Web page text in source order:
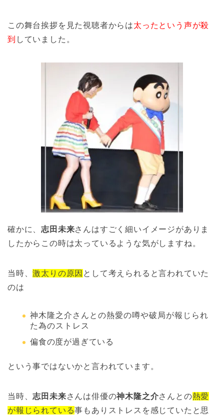
この舞台挨拶を見た視聴者からは太ったという声が殺
到 していました。
確かに、志田未来さんはすごく細いイメージがありま
したからこの時は太っているような気がしますね。
当時、激太りの原因 として考えられると言われていた
のは
神木隆之介さんとの熱愛の噂や破局が報じられ
た為のストレス
偏食の度が過ぎている
という事ではないかと言われています。
当時、志田未来さんは俳優の神木隆之介さんとの熱愛
が報じられている事もありストレスを感じていたと思